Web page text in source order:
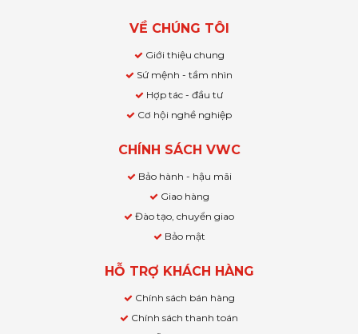
VỀ CHÚNG TÔI
Giới thiệu chung
Sứ mệnh - tầm nhìn
Hợp tác - đầu tư
Cơ hội nghề nghiệp
CHÍNH SÁCH VWC
Bảo hành - hậu mãi
Giao hàng
Đào tạo, chuyển giao
Bảo mật
HỖ TRỢ KHÁCH HÀNG
Chính sách bán hàng
Chính sách thanh toán